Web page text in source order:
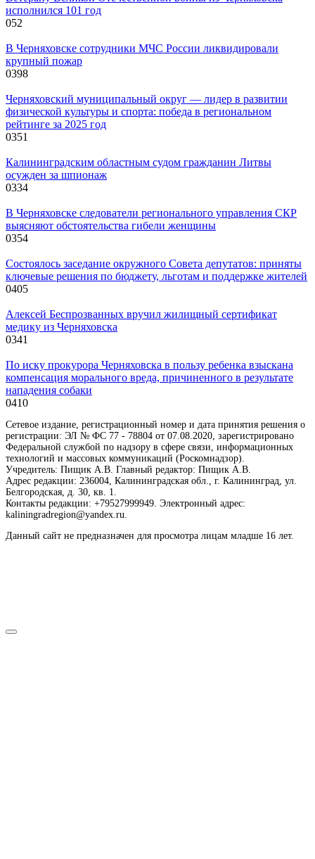
исполнился 101 год
052
В Черняховске сотрудники МЧС России ликвидировали
крупный пожар
0398
Черняховский муниципальный округ — лидер в развитии
физической культуры и спорта: победа в региональном
рейтинге за 2025 год
0351
Калининградским областным судом гражданин Литвы
осужден за шпионаж
0334
В Черняховске следователи регионального управления СКР
выясняют обстоятельства гибели женщины
0354
Состоялось заседание окружного Совета депутатов: приняты
ключевые решения по бюджету, льготам и поддержке жителей
0405
Алексей Беспрозванных вручил жилищный сертификат
медику из Черняховска
0341
По иску прокурора Черняховска в пользу ребенка взыскана
компенсация морального вреда, причиненного в результате
нападения собаки
0410
Сетевое издание, регистрационный номер и дата принятия решения о
регистрации: ЭЛ № ФС 77 - 78804 от 07.08.2020, зарегистрировано
Федеральной службой по надзору в сфере связи, информационных
технологий и массовых коммуникаций (Роскомнадзор).
Учредитель: Пищик А.В. Главный редактор: Пищик А.В.
Адрес редакции: 236004, Калининградская обл., г. Калининград, ул.
Белгородская, д. 30, кв. 1.
Контакты редакции: +79527999949. Электронный адрес:
kaliningradregion@yandex.ru.
Данный сайт не предназначен для просмотра лицам младше 16 лет.